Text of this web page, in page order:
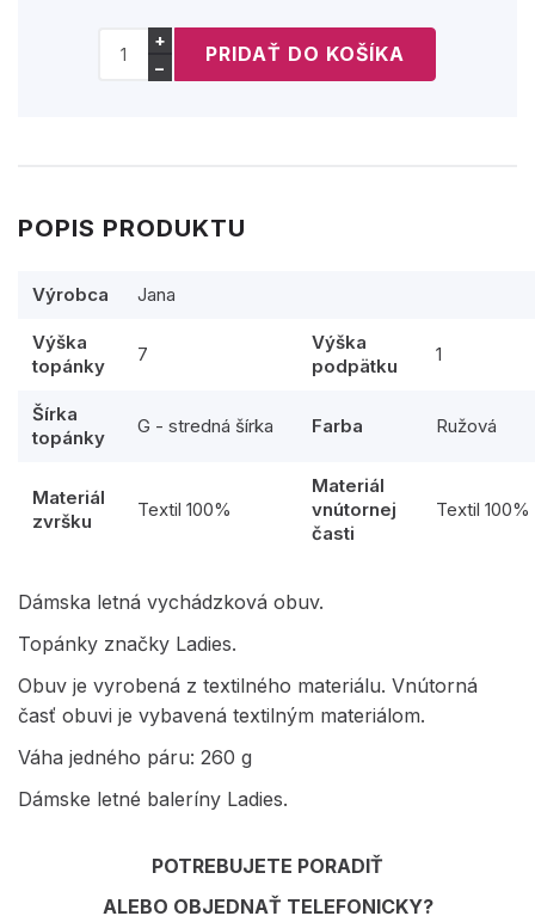
+
−
POPIS PRODUKTU
Výrobca Jana
Výška
topánky
7
Výška
podpätku
1
Šírka
topánky
G - stredná šírka Farba Ružová
Materiál
zvršku
Textil 100%
Materiál
vnútornej
časti
Textil 100%
Dámska letná vychádzková obuv.
Topánky značky Ladies.
Obuv je vyrobená z textilného materiálu. Vnútorná
časť obuvi je vybavená textilným materiálom.
Váha jedného páru: 260 g
Dámske letné baleríny Ladies.
POTREBUJETE PORADIŤ
ALEBO OBJEDNAŤ TELEFONICKY?